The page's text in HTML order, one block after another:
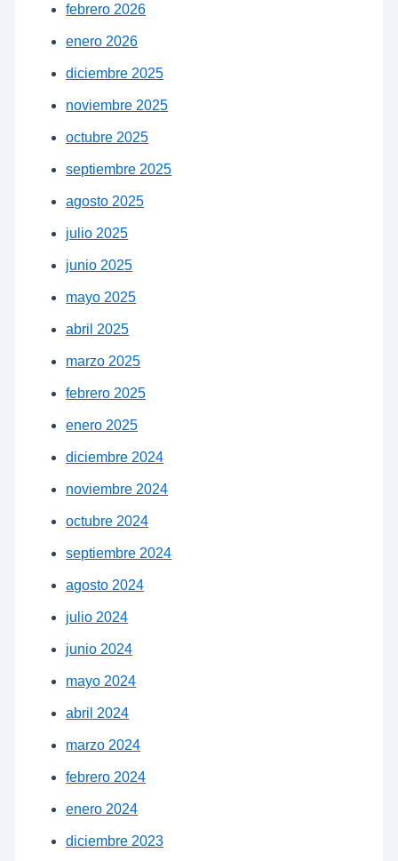
febrero 2026
enero 2026
diciembre 2025
noviembre 2025
octubre 2025
septiembre 2025
agosto 2025
julio 2025
junio 2025
mayo 2025
abril 2025
marzo 2025
febrero 2025
enero 2025
diciembre 2024
noviembre 2024
octubre 2024
septiembre 2024
agosto 2024
julio 2024
junio 2024
mayo 2024
abril 2024
marzo 2024
febrero 2024
enero 2024
diciembre 2023